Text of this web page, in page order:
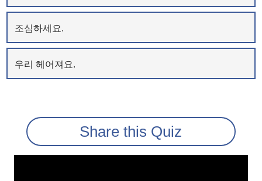
조심하세요.
우리 헤어져요.
Share this Quiz